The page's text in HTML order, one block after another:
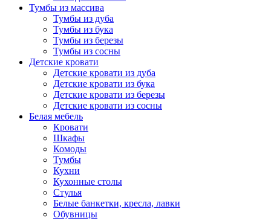
Тумбы из массива
Тумбы из дуба
Тумбы из бука
Тумбы из березы
Тумбы из сосны
Детские кровати
Детские кровати из дуба
Детские кровати из бука
Детские кровати из березы
Детские кровати из сосны
Белая мебель
Кровати
Шкафы
Комоды
Тумбы
Кухни
Кухонные столы
Стулья
Белые банкетки, кресла, лавки
Обувницы